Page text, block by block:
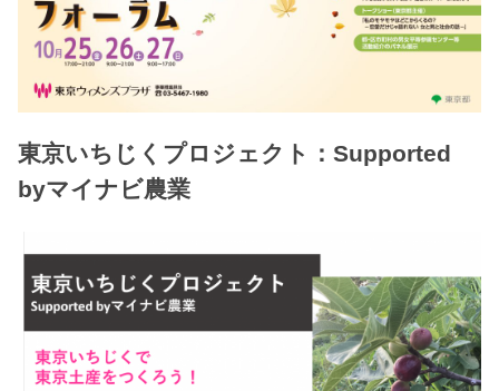
東京いちじくプロジェクト：Supported
byマイナビ農業